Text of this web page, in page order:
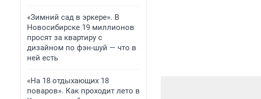
«Зимний сад в эркере». В
Новосибирске 19 миллионов
просят за квартиру с
дизайном по фэн-шуй — что в
ней есть
«На 18 отдыхающих 18
поваров». Как проходит лето в